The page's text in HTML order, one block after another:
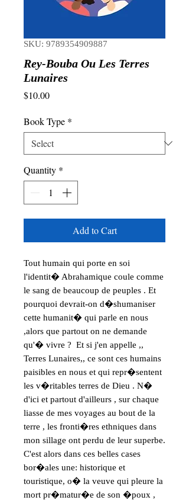
SKU: 9789354909887
Rey-Bouba Ou Les Terres
Lunaires
$10.00Price
Book Type *
Quantity *
Add to Cart
Tout humain qui porte en soi
l'identit� Abrahamique coule comme
le sang de beaucoup de peuples . Et
pourquoi devrait-on d�shumaniser
cette humanit� qui parle en nous
,alors que partout on ne demande
qu'� vivre ?  Et si j'en appelle ,,
Terres Lunaires,, ce sont ces humains
paisibles en nous et qui repr�sentent
les v�ritables terres de Dieu . N�
d'ici et partout d'ailleurs , sur chaque
liasse de mes voyages au bout de la
terre , les fronti�res ethniques dans
mon sillage ont perdu de leur superbe.
C'est alors dans ces belles cases
bor�ales une: historique et
touristique, o� la veuve qui pleure la
mort pr�matur�e de son �poux ,